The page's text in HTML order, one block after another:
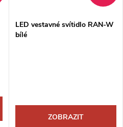
LED vestavné svítidlo RAN-W
bílé
ZOBRAZIT